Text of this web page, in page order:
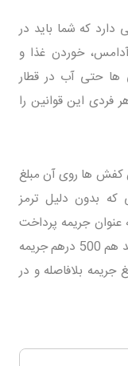
دارد که شما باید در
خوردن غذا و
ها حتی آب در قطار
این قوانین را
کفش ها روی آن مبلغ
که بدون دلیل ترمز
بکشید باید 1000 درهم به عنوان جریمه پرداخت
کنید. اگر شخصی در مترو بخوابد یا چرت بزند هم 500 درهم جریمه
جریمه بلافاصله و در